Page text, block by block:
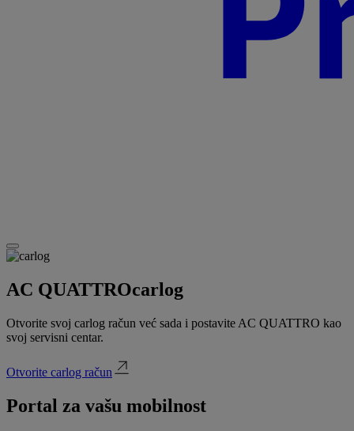
AC QUATTROcarlog
Otvorite svoj carlog račun već sada i postavite AC QUATTRO kao
svoj servisni centar.
Otvorite carlog račun
Portal za vašu mobilnost